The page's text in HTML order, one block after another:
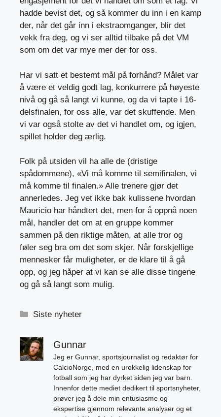
hadde bevist det, og så kommer du inn i en kamp
der, når det går inn i ekstraomganger, blir det
vekk fra deg, og vi ser alltid tilbake på det VM
som om det var mye mer der for oss.
Har vi satt et bestemt mål på forhånd? Målet var
å være et veldig godt lag, konkurrere på høyeste
nivå og gå så langt vi kunne, og da vi tapte i 16-
delsfinalen, for oss alle, var det skuffende. Men
vi var også stolte av det vi handlet om, og igjen,
spillet holder deg ærlig.
Folk på utsiden vil ha alle de (dristige
spådommene), «Vi må komme til semifinalen, vi
må komme til finalen.» Alle trenere gjør det
annerledes. Jeg vet ikke bak kulissene hvordan
Mauricio har håndtert det, men for å oppnå noen
mål, handler det om at en gruppe kommer
sammen på den riktige måten, at alle tror og
føler seg bra om det som skjer. Når forskjellige
mennesker får muligheter, er de klare til å gå
opp, og jeg håper at vi kan se alle disse tingene
og gå så langt som mulig.
Kategorier
Siste nyheter
Gunnar
Jeg er Gunnar, sportsjournalist og redaktør for
CalcioNorge, med en urokkelig lidenskap for
fotball som jeg har dyrket siden jeg var barn.
Innenfor dette mediet dedikert til sportsnyheter,
prøver jeg å dele min entusiasme og
ekspertise gjennom relevante analyser og et